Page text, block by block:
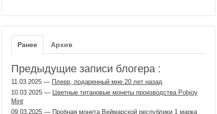
Ранее Архив
Предыдущие записи блогера :
11.03.2025 — Плеер, подаренный мне 20 лет назад
10.03.2025 — Цветные титановые монеты производства Pobjoy
Mint
09.03.2025 — Пробная монета Веймарской республики 1 марка